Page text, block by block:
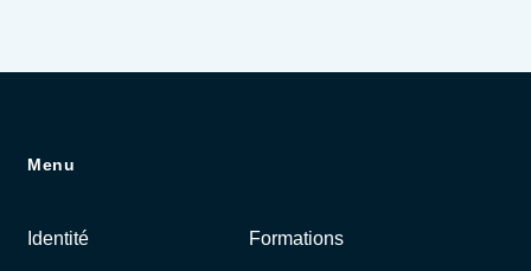
Menu
Identité Formations